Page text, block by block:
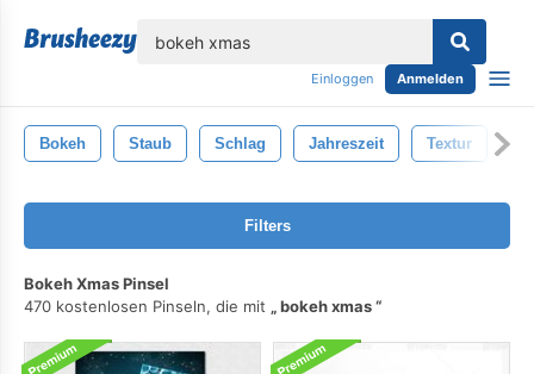
Einloggen Anmelden
Bokeh Staub Schlag Jahreszeit Textur
Filters
Bokeh Xmas Pinsel
470 kostenlosen Pinseln, die mit
bokeh xmas